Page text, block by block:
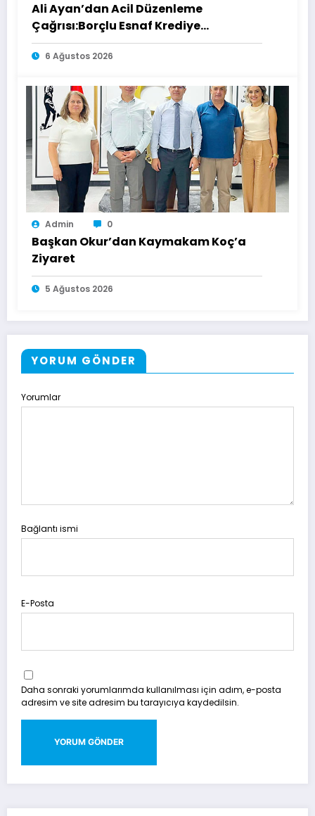
Ali Ayan’dan Acil Düzenleme
Çağrısı:Borçlu Esnaf Krediye
Ulaşamıyor
6 Ağustos 2026
Admin 0
Başkan Okur’dan Kaymakam Koç’a
Ziyaret
5 Ağustos 2026
YORUM GÖNDER
Yorumlar
Bağlantı ismi
E-Posta
Daha sonraki yorumlarımda kullanılması için adım, e-posta
adresim ve site adresim bu tarayıcıya kaydedilsin.